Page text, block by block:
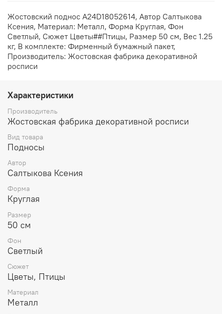
Жостовский поднос A24D18052614, Автор Салтыкова
Ксения, Материал: Металл, Форма Круглая, Фон
Светлый, Сюжет Цветы##Птицы, Размер 50 см, Вес 1.25
кг, В комплекте: Фирменный бумажный пакет,
Производитель: Жостовская фабрика декоративной
росписи
Характеристики
Производитель
Жостовская фабрика декоративной росписи
Вид товара
Подносы
Автор
Салтыкова Ксения
Форма
Круглая
Размер
50 см
Фон
Светлый
Сюжет
Цветы, Птицы
Материал
Металл